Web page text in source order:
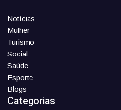
Notícias
Mulher
Turismo
Social
Saúde
Esporte
Blogs
Categorias